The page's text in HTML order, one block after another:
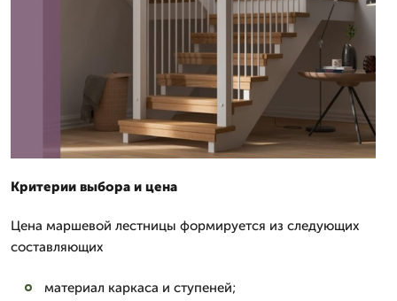
Критерии выбора и цена
Цена маршевой лестницы формируется из следующих
составляющих
материал каркаса и ступеней;